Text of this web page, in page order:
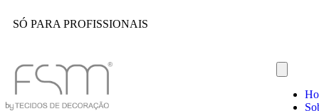
SÓ PARA PROFISSIONAIS